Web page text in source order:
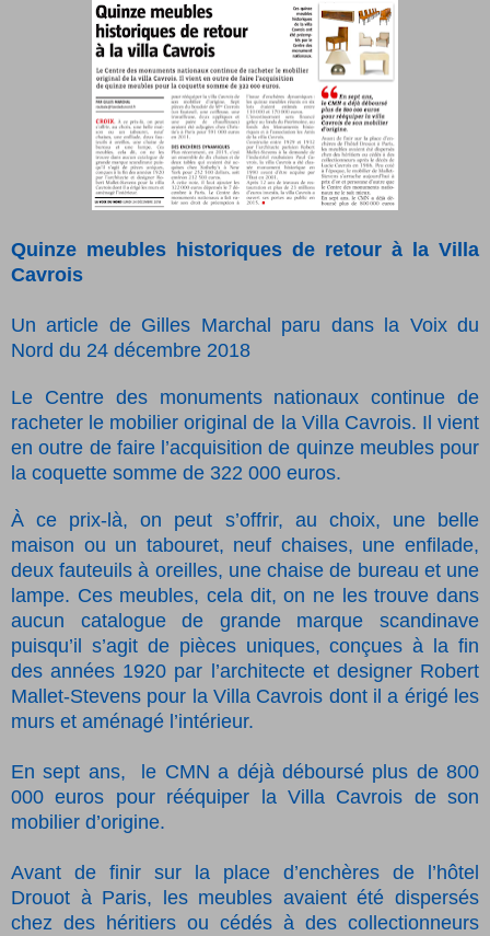
Quinze meubles historiques de retour à la Villa
Cavrois
Un article de Gilles Marchal paru dans la Voix du
Nord du 24 décembre 2018
Le Centre des monuments nationaux continue de
racheter le mobilier original de la Villa Cavrois. Il vient
en outre de faire l’acquisition de quinze meubles pour
la coquette somme de 322 000 euros.
À ce prix-là, on peut s’offrir, au choix, une belle
maison ou un tabouret, neuf chaises, une enfilade,
deux fauteuils à oreilles, une chaise de bureau et une
lampe. Ces meubles, cela dit, on ne les trouve dans
aucun catalogue de grande marque scandinave
puisqu’il s’agit de pièces uniques, conçues à la fin
des années 1920 par l’architecte et designer Robert
Mallet-Stevens pour la Villa Cavrois dont il a érigé les
murs et aménagé l’intérieur.
En sept ans, le CMN a déjà déboursé plus de 800
000 euros pour rééquiper la Villa Cavrois de son
mobilier d’origine.
Avant de finir sur la place d’enchères de l’hôtel
Drouot à Paris, les meubles avaient été dispersés
chez des héritiers ou cédés à des collectionneurs